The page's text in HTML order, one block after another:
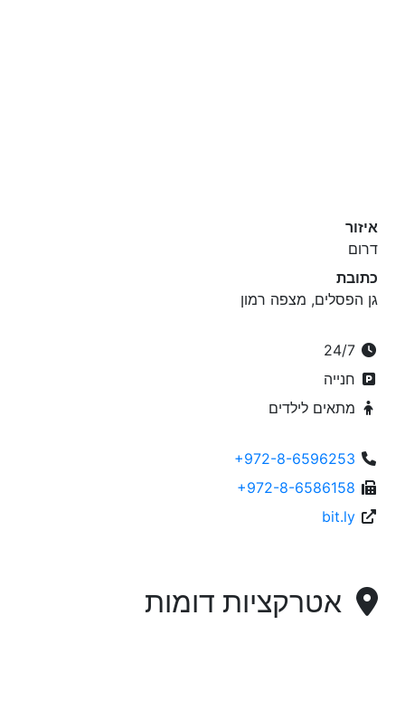
איזור
דרום
כתובת
גן הפסלים, מצפה רמון
חנייה
מתאים לילדים
+972-8-6596253
+972-8-6586158
bit.ly
אטרקציות דומות